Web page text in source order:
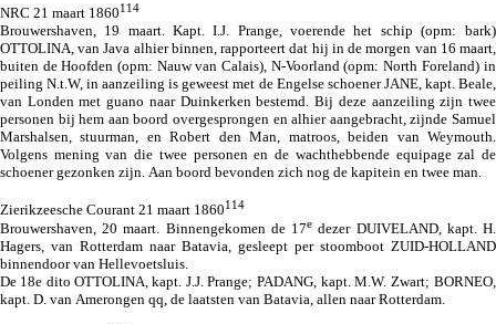
NRC 21 maart 1860114
Brouwershaven, 19 maart. Kapt. I.J. Prange, voerende het schip (opm: bark)
OTTOLINA, van Java alhier binnen, rapporteert dat hij in de morgen van 16 maart,
buiten de Hoofden (opm: Nauw van Calais), N-Voorland (opm: North Foreland) in
peiling N.t.W, in aanzeiling is geweest met de Engelse schoener JANE, kapt. Beale,
van Londen met guano naar Duinkerken bestemd. Bij deze aanzeiling zijn twee
personen bij hem aan boord overgesprongen en alhier aangebracht, zijnde Samuel
Marshalsen, stuurman, en Robert den Man, matroos, beiden van Weymouth.
Volgens mening van die twee personen en de wachthebbende equipage zal de
schoener gezonken zijn. Aan boord bevonden zich nog de kapitein en twee man.
Zierikzeesche Courant 21 maart 1860114
Brouwershaven, 20 maart. Binnengekomen de 17e dezer DUIVELAND, kapt. H.
Hagers, van Rotterdam naar Batavia, gesleept per stoomboot ZUID-HOLLAND
binnendoor van Hellevoetsluis.
De 18e dito OTTOLINA, kapt. J.J. Prange; PADANG, kapt. M.W. Zwart; BORNEO,
kapt. D. van Amerongen qq, de laatsten van Batavia, allen naar Rotterdam.